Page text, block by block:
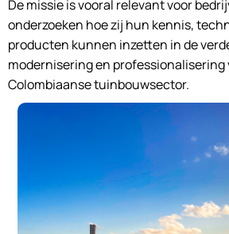
De missie is vooral relevant voor
onderzoeken hoe zij hun kennis,
producten kunnen inzetten in de
modernisering en professionalisering
Colombiaanse tuinbouwsector.